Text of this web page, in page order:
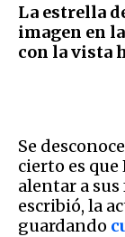
La estrella
imagen en
con la vista
Se
cierto es
alentar a sus
escribió, la
guardando